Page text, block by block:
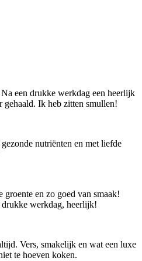
een drukke werkdag een heerlijk
Ik heb zitten smullen!
nutriënten en met liefde
en zo goed van smaak!
werkdag, heerlijk!
Vers, smakelijk en wat een luxe
te hoeven koken.